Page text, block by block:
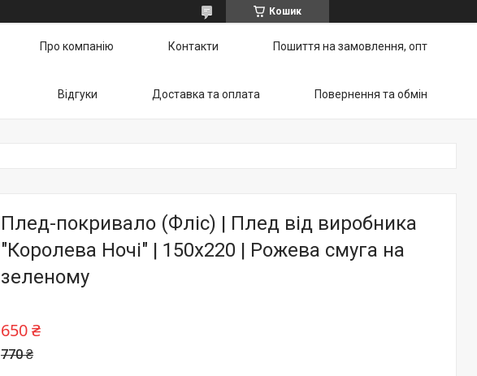
Кошик
Про компанію Контакти Пошиття на замовлення, опт
Відгуки Доставка та оплата Повернення та обмін
Плед-покривало (Фліс) | Плед від виробника
"Королева Ночі" | 150х220 | Рожева смуга на
зеленому
770 ₴
650 ₴